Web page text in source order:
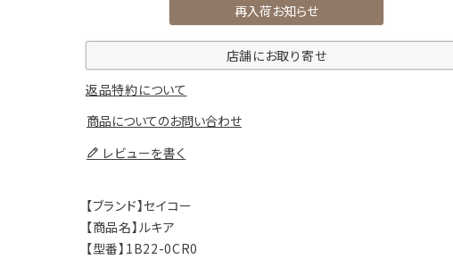
再入荷お知らせ
店舗にお取り寄せ
返品特約について
商品についてのお問い合わせ
レビューを書く
【ブランド】セイコー
【商品名】ルキア
【型番】1B22-0CR0